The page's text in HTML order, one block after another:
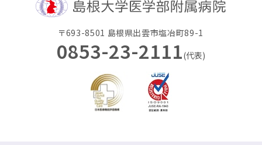
〒693-8501 島根県出雲市塩冶町89-1
0853-23-2111(代表)